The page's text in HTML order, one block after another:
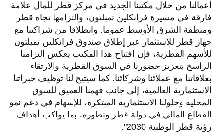
أعمالنا من خلال مكتبنا الجديد في مركز قطر للمال علامة
فارقة في مسيرة فرانكلين تمبلتون، والتزامها تجاه قطر
ومنطقة الشرق الأوسط عموما. وانطلاقا من شراكتنا مع
جهاز قطر للاستثمار عبر إطلاق صندوق فرانكلين تمبلتون
للأسهم القطرية، فإن افتتاح هذا المكتب يعكس التزامنا
الراسخ بتعزيز حضورنا في السوق القطرية والارتقاء
بعلاقاتنا مع عملائنا وشركائنا. كما سيتيح لنا توظيف خبراتنا
الاستثمارية العالمية، إلى جانب فهمنا العميق للسوق
المحلية وحلولنا الاستثمارية المبتكرة، للإسهام في دعم نمو
القطاع المالي في دولة قطر وتطوره، بما يواكب أهداف
رؤية قطر الوطنية 2030".